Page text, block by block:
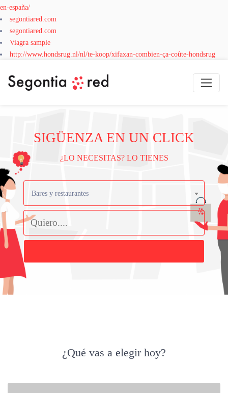
en-españa/
segontiared.com
segontiared.com
Viagra sample
http://www.hondsrug.nl/nl/te-koop/xifaxan-combien-ça-coûte-hondsrug
SIGÜENZA EN UN CLICK
¿LO NECESITAS? LO TIENES
Bares y restaurantes
¿Qué vas a elegir hoy?